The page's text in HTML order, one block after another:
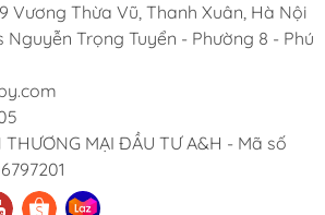
Vương Thừa Vũ, Thanh Xuân, Hà Nội
Nguyễn Trọng Tuyển - Phường 8 - Phú
THƯƠNG MẠI ĐẦU TƯ A&H - Mã số